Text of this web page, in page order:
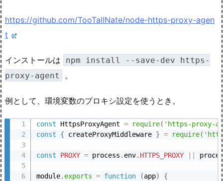
https://github.com/TooTallNate/node-https-proxy-agen
t
インストールは
npm install --save-dev https-
proxy-agent
。
例として、環境変数のプロキシ設定を使うとき。
const HttpsProxyAgent = require( 'https-proxy-
const
{ createProxyMiddleware } = require(
const PROXY = process . env. HTTPS_PROXY
module. exports = function (app)
{